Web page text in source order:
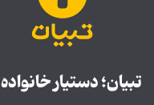
تبیان؛ دستیار خانواده